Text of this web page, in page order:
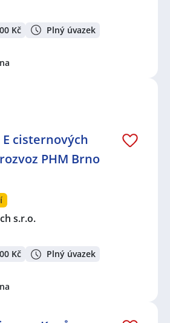
Kč Plný úvazek
E cisternových
PHM Brno
s.r.o.
Kč Plný úvazek